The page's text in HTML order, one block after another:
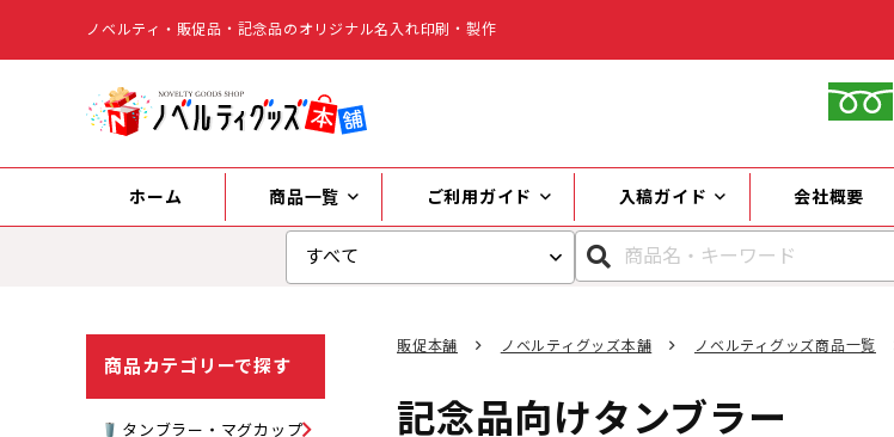
ノベルティ・販促品・記念品のオリジナル名入れ印刷・製作
ホーム 商品一覧 ご利用ガイド 入稿ガイド 会社概要
販促本舗 ノベルティグッズ本舗 ノベルティグッズ商品一覧
記念品向けタンブラー
商品カテゴリーで探す
タンブラー・マグカップ タンブラー